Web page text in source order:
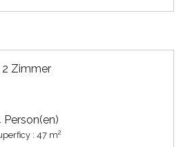
2 Zimmer
Person(en)
: 47 m2